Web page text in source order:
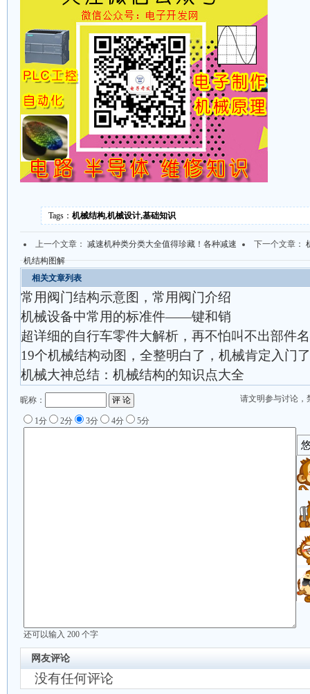
Tags： 机械结构,机械设计,基础知识
上一个文章： 减速机种类分类大全值得珍藏！各种减速
机结构图解
下一个文章：
相关文章列表
常用阀门结构示意图，常用阀门介绍
机械设备中常用的标准件——键和销
超详细的自行车零件大解析，再不怕叫不出部件
19个机械结构动图，全整明白了，机械肯定入门了
机械大神总结：机械结构的知识点大全
请文明参与讨论，
昵称：
1分 2分 3分 4分 5分
还可以输入 200 个字
网友评论
没有任何评论